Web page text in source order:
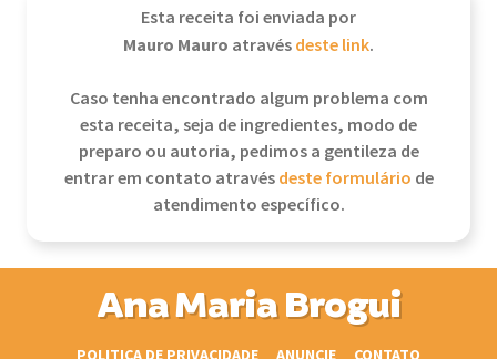
Esta receita foi enviada por
Mauro Mauro atravésdeste link.
Caso tenha encontrado algum problema com
esta receita, seja de ingredientes, modo de
preparo ou autoria, pedimos a gentileza de
entrar em contato atravésdeste formulário de
atendimento específico.
Ana Maria Brogui